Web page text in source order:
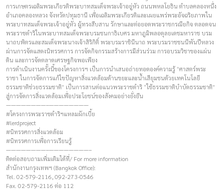
การเกษตรเฉลิมพระเกียรติพระบาทสมเด็จพระเจ้าอยู่หัว ถนนพหลโยธิน ตำบลคลองหนึ่ง
อำเภอคลองหลวง จังหวัดปทุมธานี เพื่อเฉลิมพระเกียรติและเผยแพร่พระอัจฉริยภาพใน
พระบาทสมเด็จพระเจ้าอยู่หัว ผู้ทรงสืบสาน รักษาและต่อยอดพระราชกรณียกิจ ตลอดจน
พระราชดำริในพระบาทสมเด็จพระบรมชนกาธิเบศร มหาภูมิพลอดุลยเดชมหาราช บรม
นาถบพิตรและสมเด็จพระนางเจ้าสิริกิติ์ พระบรมราชินีนาถ พระบรมราชชนนีพันปีหลวง
ผ่านการจัดแสดงนิทรรศการ การจัดกิจกรรมสร้างการมีส่วนร่วม การอบรมวิชาของแผ่น
ดิน และการจัดตลาดเศรษฐกิจพอเพียง
การดำเนินงานครั้งนี้ของโครงการฯ เป็นการนำเสนอถ่ายทอดองค์ความรู้ “ศาสตร์พระ
ราชา ในการจัดการแก้ไขปัญหาสิ่งแวดล้อมด้านขยะและน้ำเสียุมชนด้วยเทคโนโลยี
ธรรมชาติช่วยธรรมชาติ” เป็นการสานต่อแนวพระราชดำริ “ใช้ธรรมชาติบำบัดธรรมชาติ”
สู่การจัดการสิ่งแวดล้อมเพื่อประโยชน์ของสังคมอย่างยั่งยืน
————————–————————
#โครงการพระราชดำริฯแหลมผักเบี้ย
#lerdproject
#นิทรรศการสิ่งแวดล้อม
#นิทรรศการเพื่อการเรียนรู้
————————–————————–
ติดต่อสอบถามเพิ่มเติมได้ที่/ For more information
สำนักงานกรุงเทพฯ (Bangkok Office):
Tel. 02-579-2116, 092-273-0546
Fax. 02-579-2116 ต่อ 112